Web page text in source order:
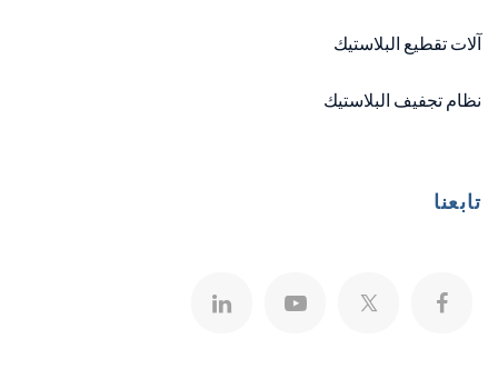
آلات تقطيع البلاستيك
نظام تجفيف البلاستيك
تابعنا